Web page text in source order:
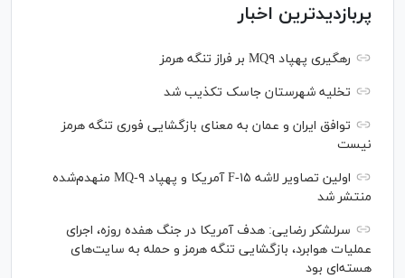
پربازدیدترین اخبار
رهگیری پهپاد MQ۹ بر فراز تنگه هرمز
تخلیه شهرستان جاسک تکذیب شد
توافق ایران و عمان به معنای بازگشایی فوری تنگه هرمز
نیست
اولین تصاویر لاشه F-۱۵ آمریکا و پهپاد MQ-۹ منهدم‌شده
منتشر شد
سرلشکر رضایی: هدف آمریکا در جنگ هفده روزه، اجرای
عملیات هوابرد، بازگشایی تنگه هرمز و حمله به سایت‌های
هسته‌ای بود